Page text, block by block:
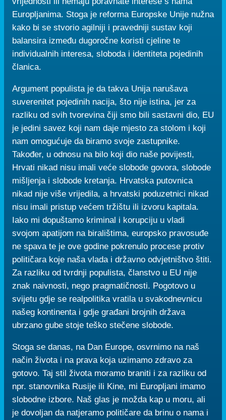
Europljanima. Stoga je reforma Europske Unije nužna
kako bi se stvorio agilniji i pravedniji sustav koji
balansira između dugoročne koristi cjeline te
individualnih interesa, sloboda i identiteta pojedinih
članica.
Argument populista je da takva Unija narušava
suverenitet pojedinih nacija, što nije istina, jer za
razliku od svih tvorevina čiji smo bili sastavni dio, EU
je jedini savez koji nam daje mjesto za stolom i koji
nam omogućuje da biramo svoje zastupnike.
Također, u odnosu na bilo koji dio naše povijesti,
Hrvati nikad nisu imali veće slobode govora, slobode
mišljenja i slobode kretanja. Hrvatska putovnica
nikad nije više vrijedila, a hrvatski poduzetnici nikad
nisu imali pristup većem tržištu ili izvoru kapitala.
Iako mi dopuštamo kriminal i korupciju u vladi
svojom apatijom na biralištima, europsko pravosuđe
ne spava te je ove godine pokrenulo procese protiv
političara koje naša vlada i državno odvjetništvo štiti.
Za razliku od tvrdnji populista, članstvo u EU nije
znak naivnosti, nego pragmatičnosti. Pogotovo u
svijetu gdje se realpolitika vratila u svakodnevnicu
našeg kontinenta i gdje građani brojnih država
ubrzano gube stoje teško stečene slobode.
Stoga se danas, na Dan Europe, osvrnimo na naš
način života i na prava koja uzimamo zdravo za
gotovo. Taj stil života moramo braniti i za razliku od
npr. stanovnika Rusije ili Kine, mi Europljani imamo
slobodne izbore. Naš glas je možda kap u moru, ali
je dovoljan da natjeramo političare da brinu o nama i